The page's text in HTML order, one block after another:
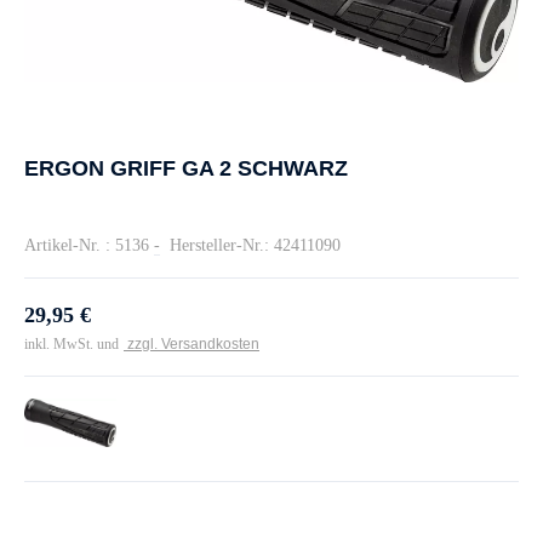
ERGON GRIFF GA 2 SCHWARZ
Artikel-Nr. : 5136 - Hersteller-Nr.: 42411090
29,95 €
inkl. MwSt. und zzgl. Versandkosten